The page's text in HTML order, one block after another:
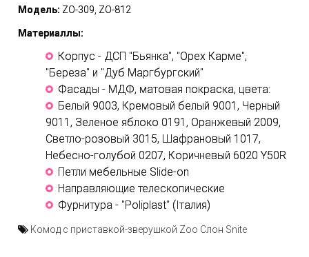
Модель: ZO-309, ZO-812
Материаллы:
Корпус - ДСП "Бьянка", "Орех Карме",
"Береза" и "Дуб Маргбургский"
Фасады - МДФ, матовая покраска, цвета:
Белый 9003, Кремовый белый 9001, Черный
9011, Зеленое яблоко 0191, Оранжевый 2009,
Светло-розовый 3015, Шафрановый 1017,
Небесно-голубой 0207, Коричневый 6020 Y50R
Петли мебельные Slide-on
Направляющие телескопические
Фурнитура - "Poliplast" (Італия)
Комод с приставкой-зверушкой Zoo Слон Snite